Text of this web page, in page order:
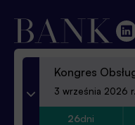
Kongres
3 września 2026 r.
26dni